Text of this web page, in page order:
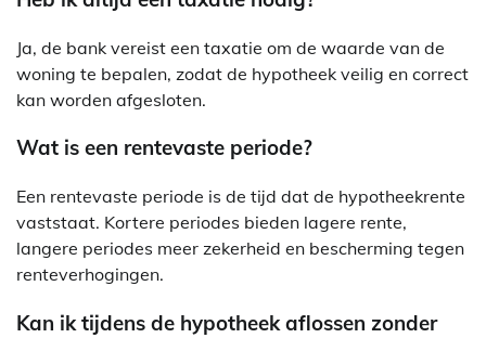
Ja, de bank vereist een taxatie om de waarde van de
woning te bepalen, zodat de hypotheek veilig en correct
kan worden afgesloten.
Wat is een rentevaste periode?
Een rentevaste periode is de tijd dat de hypotheekrente
vaststaat. Kortere periodes bieden lagere rente,
langere periodes meer zekerheid en bescherming tegen
renteverhogingen.
Kan ik tijdens de hypotheek aflossen zonder